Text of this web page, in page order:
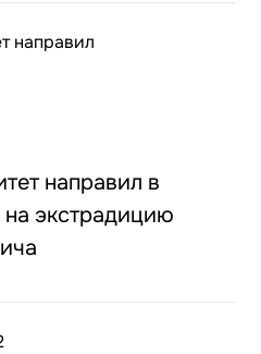
направил в
экстрадицию